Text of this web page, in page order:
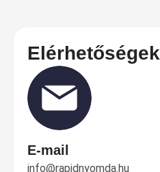
Elérhetőségek
E-mail
info@rapidnyomda.hu